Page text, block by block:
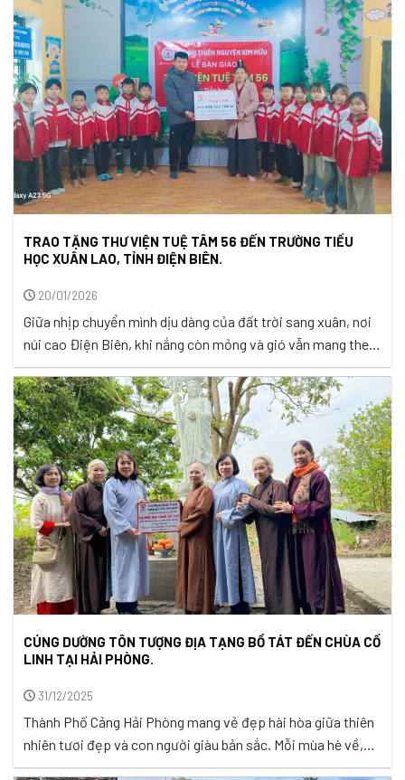
trường thân thương, hòa ...
TRAO TẶNG THƯ VIỆN TUỆ TÂM 56 ĐẾN TRƯỜNG TIỂU
HỌC XUÂN LAO, TỈNH ĐIỆN BIÊN.
20/01/2026
Giữa nhịp chuyển mình dịu dàng của đất trời sang xuân, nơi
núi cao Điện Biên, khi nắng còn mỏng và gió vẫn mang theo
hơi lạnh cuối mùa, có những hạt mầm nhỏ đang lặng lẽ thức
dậy. Đó là những ước mơ trong veo của các em học sinh
vùng cao, những giấc ...
CÚNG DƯỜNG TÔN TƯỢNG ĐỊA TẠNG BỒ TÁT ĐẾN CHÙA CỔ
LINH TẠI HẢI PHÒNG.
31/12/2025
Thành Phố Cảng Hải Phòng mang vẻ đẹp hài hòa giữa thiên
nhiên tươi đẹp và con người giàu bản sắc. Mỗi mùa hè về,
thành phố rực rỡ sắc đỏ hoa phượng trong tiếng ve kêu râm